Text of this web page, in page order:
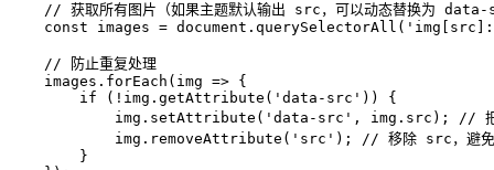
// 获取所有图片（如果主题默认输出 src，可以动态替换为
const images =
    // 防止重复处理
    images.forEach(img => {
        if (!img.getAttribute('data-src')) {
img.setAttribute('data-src', img.src); //
img.removeAttribute('src'); // 移除 src，避免
        }